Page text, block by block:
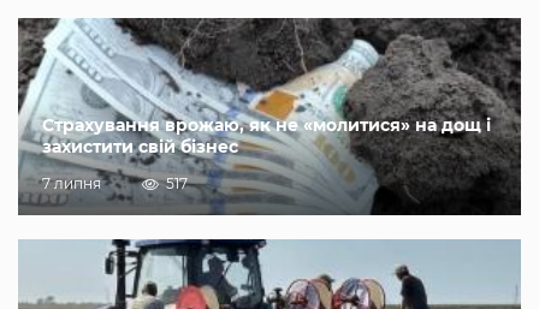
Страхування врожаю, як не «молитися» на дощ і
захистити свій бізнес
7 липня 517